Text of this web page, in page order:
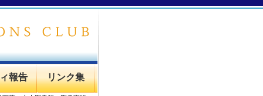
報告 リンク集